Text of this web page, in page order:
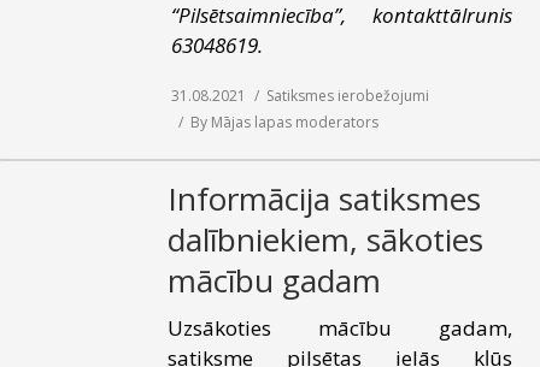
“Pilsētsaimniecība”, kontakttālrunis
63048619.
31.08.2021
Satiksmes ierobežojumi
By Mājas lapas moderators
Informācija satiksmes
dalībniekiem, sākoties
mācību gadam
Uzsākoties mācību gadam,
satiksme pilsētas ielās kļūs